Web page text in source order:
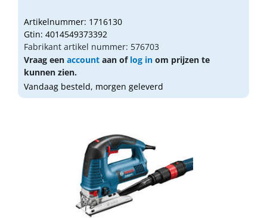
Artikelnummer: 1716130
Gtin: 4014549373392
Fabrikant artikel nummer: 576703
Vraag een account aan of log in om prijzen te
kunnen zien.
Vandaag besteld, morgen geleverd